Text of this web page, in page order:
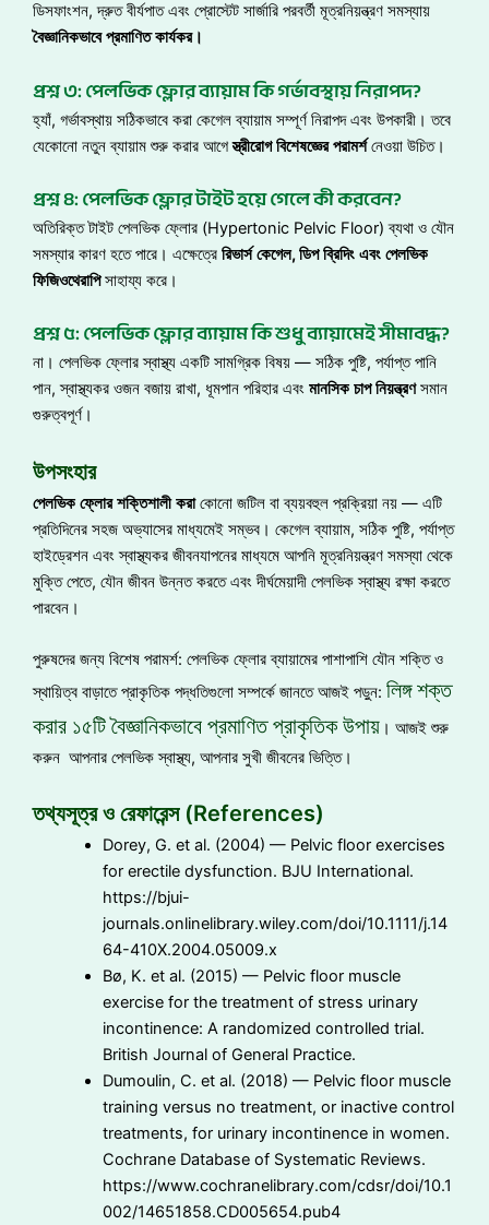
ডিসফাংশন, দ্রুত বীর্যপাত এবং প্রোস্টেট সার্জারি পরবর্তী মূত্রনিয়ন্ত্রণ সমস্যায়
বৈজ্ঞানিকভাবে প্রমাণিত কার্যকর।
প্রশ্ন ৩: পেলভিক ফ্লোর ব্যায়াম কি গর্ভাবস্থায় নিরাপদ?
হ্যাঁ, গর্ভাবস্থায় সঠিকভাবে করা কেগেল ব্যায়াম সম্পূর্ণ নিরাপদ এবং উপকারী। তবে
যেকোনো নতুন ব্যায়াম শুরু করার আগেস্ত্রীরোগ বিশেষজ্ঞের পরামর্শনেওয়া উচিত।
প্রশ্ন ৪: পেলভিক ফ্লোর টাইট হয়ে গেলে কী করবেন?
অতিরিক্ত টাইট পেলভিক ফ্লোর (Hypertonic Pelvic Floor) ব্যথা ও যৌন
সমস্যার কারণ হতে পারে। এক্ষেত্রে রিভার্স কেগেল,ডিপ ব্রিদিং এবং পেলভিক
ফিজিওথেরাপিসাহায্য করে।
প্রশ্ন ৫: পেলভিক ফ্লোর ব্যায়াম কি শুধু ব্যায়ামেই সীমাবদ্ধ?
না। পেলভিক ফ্লোর স্বাস্থ্য একটি সামগ্রিক বিষয় — সঠিক পুষ্টি, পর্যাপ্ত পানি
পান, স্বাস্থ্যকর ওজন বজায় রাখা, ধূমপান পরিহার এবং মানসিক চাপ নিয়ন্ত্রণসমান
গুরুত্বপূর্ণ।
উপসংহার
পেলভিক ফ্লোর শক্তিশালী করাকোনো জটিল বা ব্যয়বহুল প্রক্রিয়া নয় — এটি
প্রতিদিনের সহজ অভ্যাসের মাধ্যমেই সম্ভব। কেগেল ব্যায়াম, সঠিক পুষ্টি, পর্যাপ্ত
হাইড্রেশন এবং স্বাস্থ্যকর জীবনযাপনের মাধ্যমে আপনি মূত্রনিয়ন্ত্রণ সমস্যা থেকে
মুক্তি পেতে, যৌন জীবন উন্নত করতে এবং দীর্ঘমেয়াদী পেলভিক স্বাস্থ্য রক্ষা করতে
পারবেন।
পুরুষদের জন্য বিশেষ পরামর্শ: পেলভিক ফ্লোর ব্যায়ামের পাশাপাশি যৌন শক্তি ও
স্থায়িত্ব বাড়াতে প্রাকৃতিক পদ্ধতিগুলো সম্পর্কে জানতে আজই পড়ুন: লিঙ্গ শক্ত
করার ১৫টি বৈজ্ঞানিকভাবে প্রমাণিত প্রাকৃতিক উপায় । আজই শুরু
করুন আপনার পেলভিক স্বাস্থ্য, আপনার সুখী জীবনের ভিত্তি।
তথ্যসূত্র ও রেফারেন্স (References)
Dorey, G. et al. (2004) — Pelvic floor exercises
for erectile dysfunction. BJU International.
https://bjui-
journals.onlinelibrary.wiley.com/doi/10.1111/j.14
64-410X.2004.05009.x
Bø, K. et al. (2015) — Pelvic floor muscle
exercise for the treatment of stress urinary
incontinence: A randomized controlled trial.
British Journal of General Practice.
Dumoulin, C. et al. (2018) — Pelvic floor muscle
training versus no treatment, or inactive control
treatments, for urinary incontinence in women.
Cochrane Database of Systematic Reviews.
https://www.cochranelibrary.com/cdsr/doi/10.1
002/14651858.CD005654.pub4